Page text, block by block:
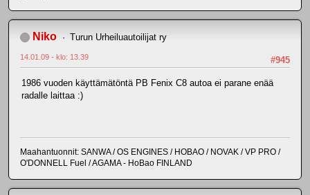
Niko Turun Urheiluautoilijat ry
#945
14.01.09 - klo: 13.39
1986 vuoden käyttämätöntä PB Fenix C8 autoa ei parane enää
radalle laittaa :)
Maahantuonnit: SANWA / OS ENGINES / HOBAO / NOVAK / VP PRO /
O'DONNELL Fuel / AGAMA - HoBao FINLAND